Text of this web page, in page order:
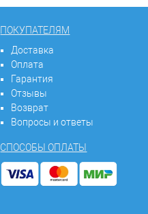
ПОКУПАТЕЛЯМ
Доставка
Оплата
Гарантия
Отзывы
Возврат
Вопросы и ответы
СПОСОБЫ ОПЛАТЫ